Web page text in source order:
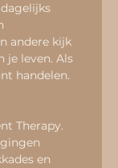
andere kijk
je leven. Als
handelen.
Therapy.
en